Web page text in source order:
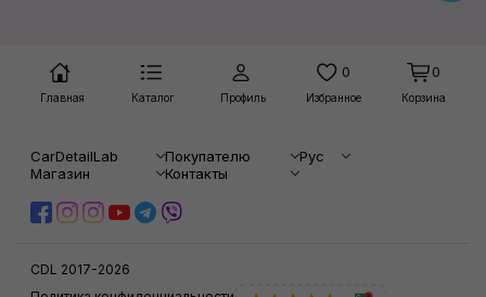
Главная Каталог Профиль
0
Избранное
0
Корзина
CarDetailLab Покупателю
Рус
Магазин
Контакты
CDL 2017-2026